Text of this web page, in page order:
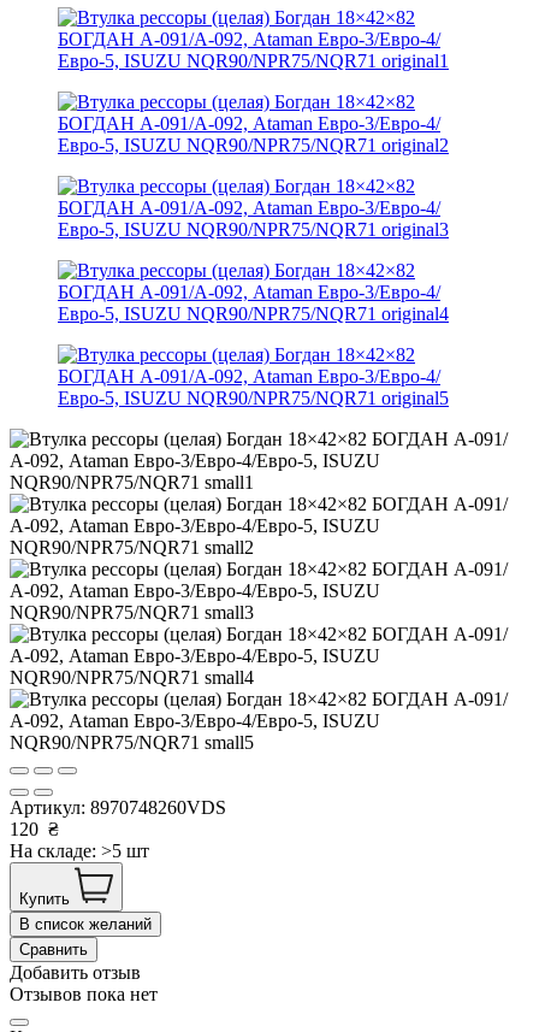
Артикул: 8970748260VDS
120 ₴
На складе: >5 шт
Купить
В список желаний
Сравнить
Добавить отзыв
Отзывов пока нет